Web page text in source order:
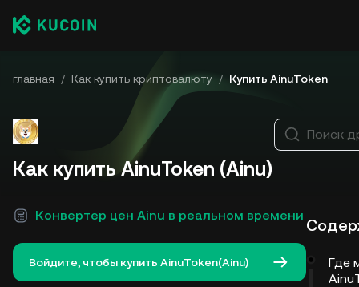
главная / Как купить криптовалюту / Купить AinuToken
Как купить AinuToken (Ainu)
Конвертер цен Ainu в реальном времени
Войдите, чтобы купить AinuToken(Ainu)
Поиск
Где